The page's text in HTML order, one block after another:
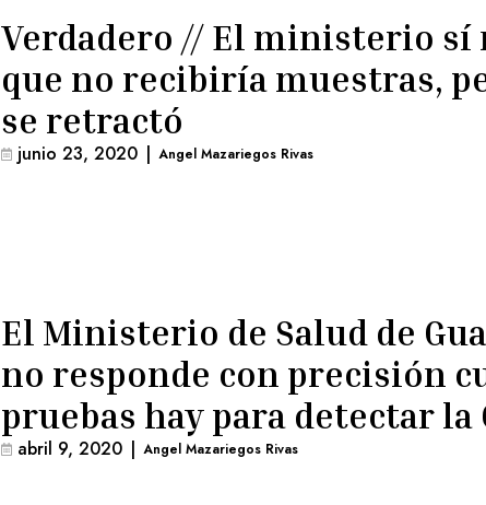
Verdadero // El ministerio sí
que no recibiría muestras,
se retractó
junio 23, 2020 | Angel Mazariegos Rivas
El Ministerio de Salud de
no responde con precisión
pruebas hay para detectar la
abril 9, 2020 | Angel Mazariegos Rivas